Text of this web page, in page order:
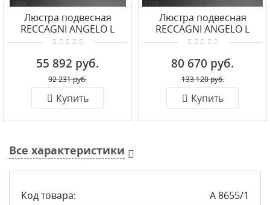
Люстра подвесная
RECCAGNI ANGELO L
8655/3
55 892 руб.
92 231 руб.
Купить
Люстра подвесная
RECCAGNI ANGELO L
8655/5
80 670 руб.
133 120 руб.
Купить
Все характеристики
Код товара:
A 8655/1